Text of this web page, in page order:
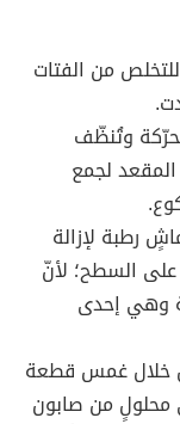
من الفتات
وتُنظّف
المقعد لجمع
رطبة لإزالة
على السطح؛ لأنّ
وهي إحدى
من خلال غمس قطعة
من صابون